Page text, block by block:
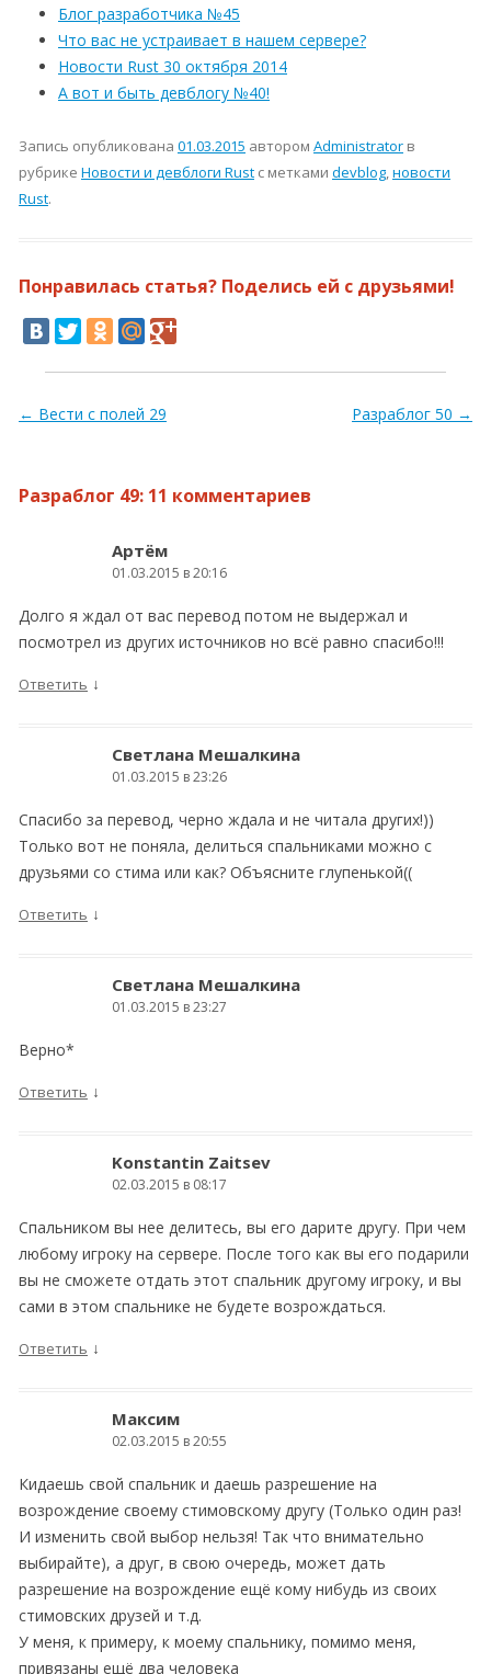
Блог разработчика №45
Что вас не устраивает в нашем сервере?
Новости Rust 30 октября 2014
А вот и быть девблогу №40!
Запись опубликована 01.03.2015 автором Administrator в
рубрике Новости и девблоги Rust с метками devblog,новости
Rust.
Понравилась статья? Поделись ей с друзьями!
Навигация по записям
← Вести с полей 29 Разраблог 50 →
Разраблог 49: 11 комментариев
Артём
01.03.2015 в 20:16
Долго я ждал от вас перевод потом не выдержал и
посмотрел из других источников но всё равно спасибо!!!
Ответить ↓
Светлана Мешалкина
01.03.2015 в 23:26
Спасибо за перевод, черно ждала и не читала других!))
Только вот не поняла, делиться спальниками можно с
друзьями со стима или как? Объясните глупенькой((
Ответить ↓
Светлана Мешалкина
01.03.2015 в 23:27
Верно*
Ответить ↓
Konstantin Zaitsev
02.03.2015 в 08:17
Спальником вы нее делитесь, вы его дарите другу. При чем
любому игроку на сервере. После того как вы его подарили
вы не сможете отдать этот спальник другому игроку, и вы
сами в этом спальнике не будете возрождаться.
Ответить ↓
Максим
02.03.2015 в 20:55
Кидаешь свой спальник и даешь разрешение на
возрождение своему стимовскому другу (Только один раз!
И изменить свой выбор нельзя! Так что внимательно
выбирайте), а друг, в свою очередь, может дать
разрешение на возрождение ещё кому нибудь из своих
стимовских друзей и т.д.
У меня, к примеру, к моему спальнику, помимо меня,
привязаны ещё два человека